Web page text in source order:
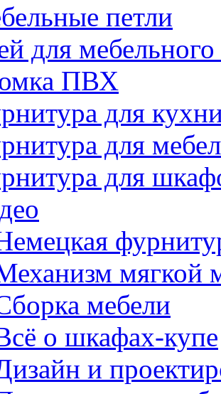
петли
для мебельного
ПВХ
для
для
для
мягкой
мебели
о шкафах-купе
и